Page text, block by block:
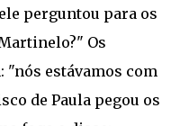
perguntou para os
Os
"nós estávamos com
de Paula pegou os